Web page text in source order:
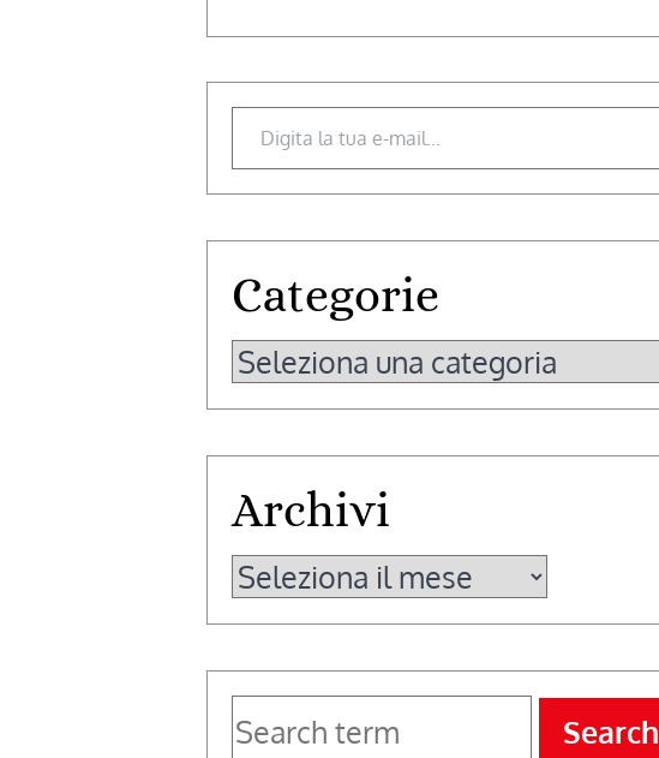
Digita la tua e-mail...
Categorie
Categorie
Archivi
Archivi
Search